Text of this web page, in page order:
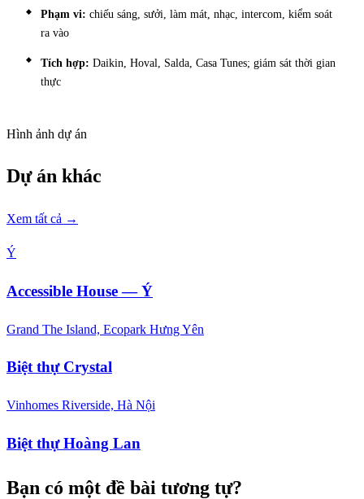
Phạm vi: chiếu sáng, sưởi, làm mát, nhạc, intercom, kiểm soát
ra vào
Tích hợp: Daikin, Hoval, Salda, Casa Tunes; giám sát thời gian
thực
Hình ảnh dự án
Dự án khác
Xem tất cả →
Ý
Accessible House — Ý
Grand The Island, Ecopark Hưng Yên
Biệt thự Crystal
Vinhomes Riverside, Hà Nội
Biệt thự Hoàng Lan
Bạn có một đề bài tương tự?